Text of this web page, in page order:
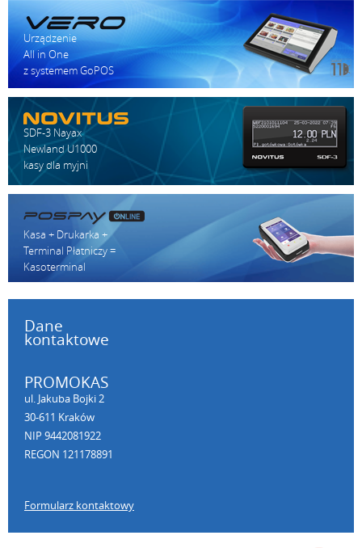
Urządzenie
All in One
z systemem GoPOS
SDF-3 Nayax
Newland U1000
kasy dla myjni
Kasa + Drukarka +
Terminal Płatniczy =
Kasoterminal
Dane
kontaktowe
PROMOKAS
ul. Jakuba Bojki 2
30-611 Kraków
NIP 9442081922
REGON 121178891
Formularz kontaktowy